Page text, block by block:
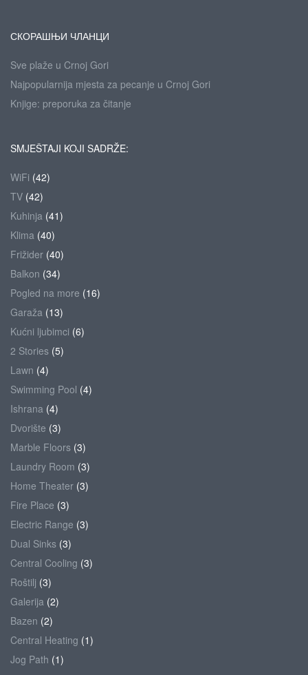
СКОРАШЊИ ЧЛАНЦИ
Sve plaže u Crnoj Gori
Najpopularnija mjesta za pecanje u Crnoj Gori
Knjige: preporuka za čitanje
SMJEŠTAJI KOJI SADRŽE:
WiFi (42)
TV (42)
Kuhinja (41)
Klima (40)
Frižider (40)
Balkon (34)
Pogled na more (16)
Garaža (13)
Kućni ljubimci (6)
2 Stories (5)
Lawn (4)
Swimming Pool (4)
Ishrana (4)
Dvorište (3)
Marble Floors (3)
Laundry Room (3)
Home Theater (3)
Fire Place (3)
Electric Range (3)
Dual Sinks (3)
Central Cooling (3)
Roštilj (3)
Galerija (2)
Bazen (2)
Central Heating (1)
Jog Path (1)